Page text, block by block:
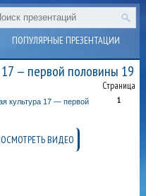
ПОПУЛЯРНЫЕ ПРЕЗЕНТАЦИИ
17 — первой половины 19
Страница
1
культура 17 — первой
ВИДЕО